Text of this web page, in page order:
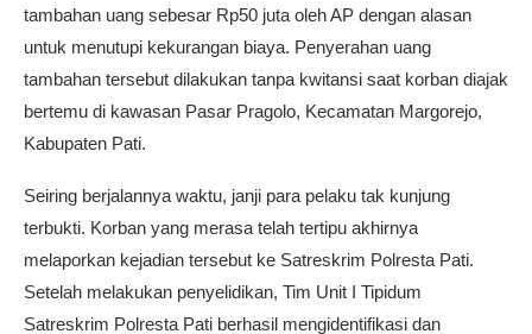
tambahan uang sebesar Rp50 juta oleh AP dengan alasan
untuk menutupi kekurangan biaya. Penyerahan uang
tambahan tersebut dilakukan tanpa kwitansi saat korban diajak
bertemu di kawasan Pasar Pragolo, Kecamatan Margorejo,
Kabupaten Pati.
Seiring berjalannya waktu, janji para pelaku tak kunjung
terbukti. Korban yang merasa telah tertipu akhirnya
melaporkan kejadian tersebut ke Satreskrim Polresta Pati.
Setelah melakukan penyelidikan, Tim Unit I Tipidum
Satreskrim Polresta Pati berhasil mengidentifikasi dan